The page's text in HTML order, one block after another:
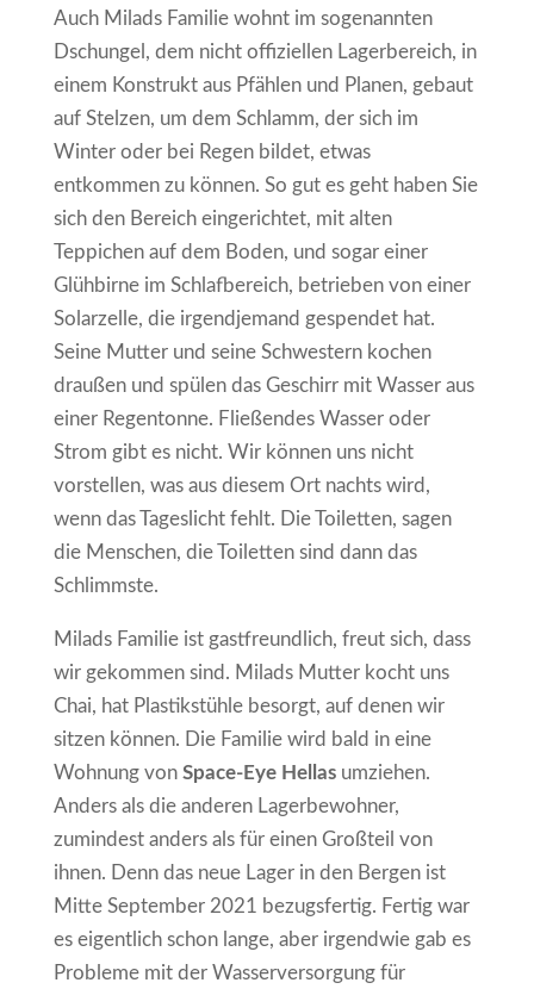
Auch Milads Familie wohnt im sogenannten
Dschungel, dem nicht offiziellen Lagerbereich, in
einem Konstrukt aus Pfählen und Planen, gebaut
auf Stelzen, um dem Schlamm, der sich im
Winter oder bei Regen bildet, etwas
entkommen zu können. So gut es geht haben Sie
sich den Bereich eingerichtet, mit alten
Teppichen auf dem Boden, und sogar einer
Glühbirne im Schlafbereich, betrieben von einer
Solarzelle, die irgendjemand gespendet hat.
Seine Mutter und seine Schwestern kochen
draußen und spülen das Geschirr mit Wasser aus
einer Regentonne. Fließendes Wasser oder
Strom gibt es nicht. Wir können uns nicht
vorstellen, was aus diesem Ort nachts wird,
wenn das Tageslicht fehlt. Die Toiletten, sagen
die Menschen, die Toiletten sind dann das
Schlimmste.
Milads Familie ist gastfreundlich, freut sich, dass
wir gekommen sind. Milads Mutter kocht uns
Chai, hat Plastikstühle besorgt, auf denen wir
sitzen können. Die Familie wird bald in eine
Wohnung von Space-Eye Hellasumziehen.
Anders als die anderen Lagerbewohner,
zumindest anders als für einen Großteil von
ihnen. Denn das neue Lager in den Bergen ist
Mitte September 2021 bezugsfertig. Fertig war
es eigentlich schon lange, aber irgendwie gab es
Probleme mit der Wasserversorgung für